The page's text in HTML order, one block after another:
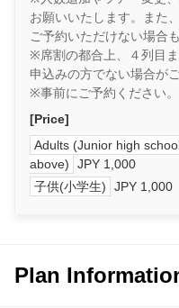
お願いいたします。また
ご予約いただけない場合
※席割の都合上、４列目
申込みの方でない場合が
※事前にご予約ください
[Price]
Adults (Junior high
above)
JPY 1,000
子供(小学生)
JPY 1,000
Plan